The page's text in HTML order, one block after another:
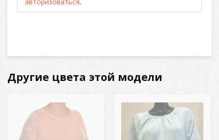
Другие цвета этой модели